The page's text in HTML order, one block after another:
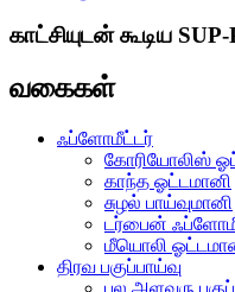
காட்சியுடன் கூடிய
வகைகள்
ஃப்ளோமீட்டர்
கோரியோலிஸ்
காந்த ஓட்டமானி
சுழல் பாய்வுமானி
டர்பைன்
மீயொலி
திரவ பகுப்பாய்வு
பல அளவுரு